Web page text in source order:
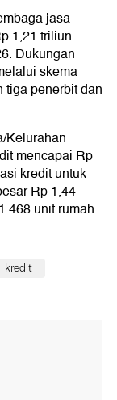
jasa
1,21 triliun
Dukungan
skema
penerbit dan
Kelurahan
mencapai Rp
kredit untuk
Rp 1,44
unit rumah.
kredit